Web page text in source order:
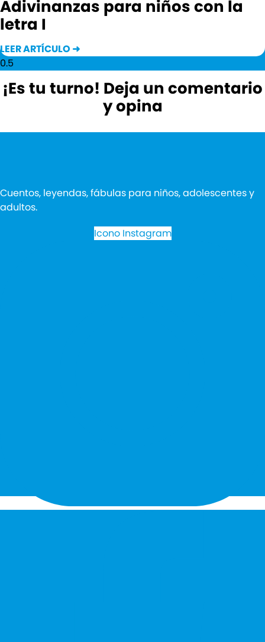
Adivinanzas para niños con la
letra I
LEER ARTÍCULO ➜
¡Es tu turno! Deja un comentario
y opina
Cuentos, leyendas, fábulas para niños, adolescentes y
adultos.
Icono Instagram